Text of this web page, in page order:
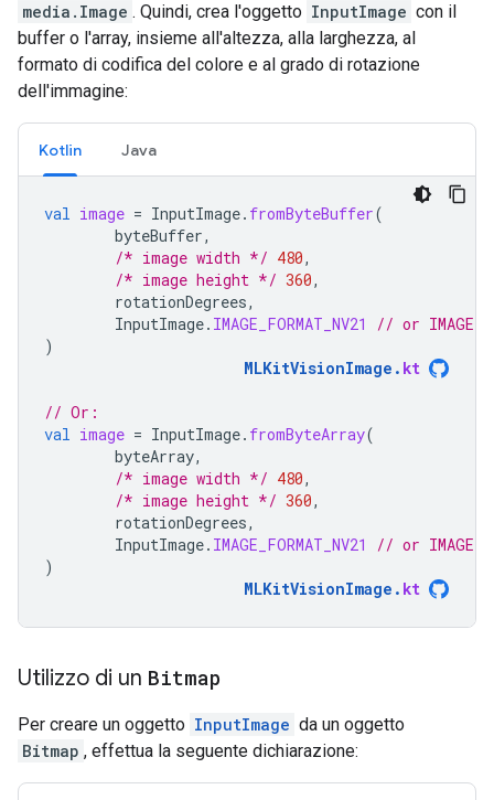
media.Image . Quindi, crea l'oggetto InputImage con il
buffer o l'array, insieme all'altezza, alla larghezza, al
formato di codifica del colore e al grado di rotazione
dell'immagine:
Kotlin Java
val image = InputImage. fromByteBuffer(
byteBuffer,
/* image width */ 480,
/* image height */ 360,
rotationDegrees,
InputImage. IMAGE_FORMAT_NV21
// or
)
MLKitVisionImage . kt
// Or:
val image = InputImage. fromByteArray(
byteArray,
/* image width */ 480,
/* image height */ 360,
rotationDegrees,
InputImage. IMAGE_FORMAT_NV21
// or
)
MLKitVisionImage . kt
Utilizzo di un Bitmap
Per creare un oggetto InputImage da un oggetto
Bitmap , effettua la seguente dichiarazione: